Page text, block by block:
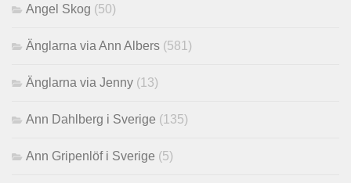
Angel Skog (50)
Änglarna via Ann Albers (581)
Änglarna via Jenny (13)
Ann Dahlberg i Sverige (135)
Ann Gripenlöf i Sverige (5)